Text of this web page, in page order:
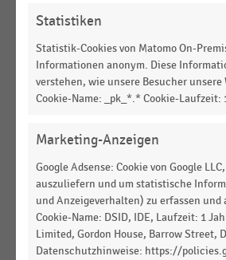
Publikumsbuchmarkt in
BUCHHANDEL|STATISTIK
Umsatzanteil von E-Books
Publikumsbuchmarkt in
1. HJ 2025)
BUCHHANDEL
Umsatz mit Downloads
Deutschland (2019-2021)
BUCHHANDEL|STATISTIK
Umsatz mit Abonnements
(E-Books und Hörbücher) in
2021)
Statistiken
Statistik-Cookies von Matomo On-
Informationen anonym. Diese
verstehen, wie unsere Besucher unsere
Cookie-Name: _pk_*.* Cookie-Laufzeit:
Marketing-Anzeigen
Google Adsense: Cookie von Google
auszuliefern und um statistische
und Anzeigeverhalten) zu erfassen und
Cookie-Name: DSID, IDE, Laufzeit: 1
Limited, Gordon House, Barrow Street,
Datenschutzhinweise: https://